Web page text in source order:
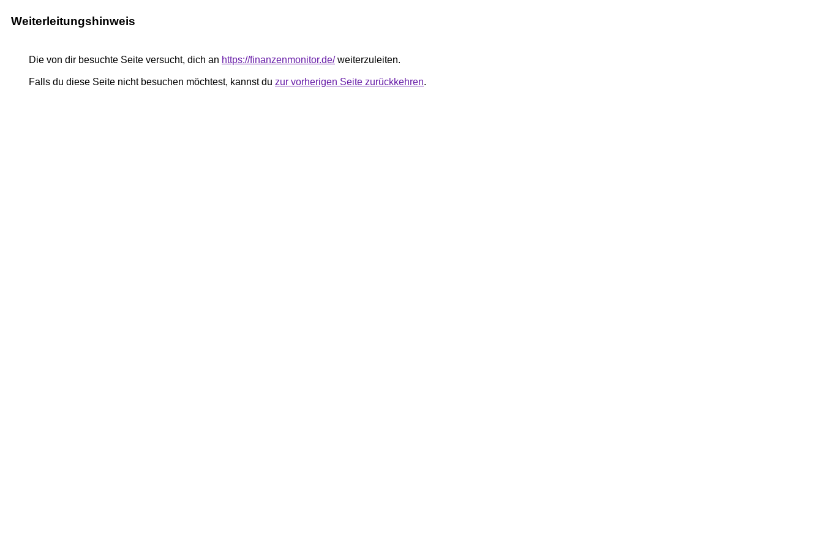
Weiterleitungshinweis
Die von dir besuchte Seite versucht, dich an https://finanzenmonitor.de/weiterzuleiten.
Falls du diese Seite nicht besuchen möchtest, kannst du zur vorherigen Seite zurückkehren.